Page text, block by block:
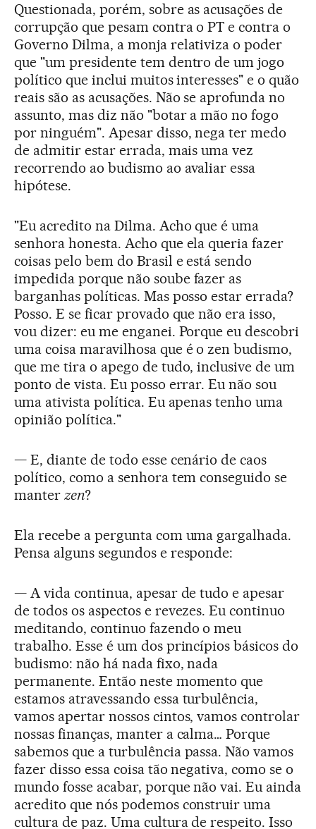
Questionada, porém, sobre as acusações de
corrupção que pesam contra o PT e contra o
Governo Dilma, a monja relativiza o poder
que "um presidente tem dentro de um jogo
político que inclui muitos interesses" e o quão
reais são as acusações. Não se aprofunda no
assunto, mas diz não "botar a mão no fogo
por ninguém". Apesar disso, nega ter medo
de admitir estar errada, mais uma vez
recorrendo ao budismo ao avaliar essa
hipótese.
"Eu acredito na Dilma. Acho que é uma
senhora honesta. Acho que ela queria fazer
coisas pelo bem do Brasil e está sendo
impedida porque não soube fazer as
barganhas políticas. Mas posso estar errada?
Posso. E se ficar provado que não era isso,
vou dizer: eu me enganei. Porque eu descobri
uma coisa maravilhosa que é o zen budismo,
que me tira o apego de tudo, inclusive de um
ponto de vista. Eu posso errar. Eu não sou
uma ativista política. Eu apenas tenho uma
opinião política."
— E, diante de todo esse cenário de caos
político, como a senhora tem conseguido se
manter zen?
Ela recebe a pergunta com uma gargalhada.
Pensa alguns segundos e responde:
— A vida continua, apesar de tudo e apesar
de todos os aspectos e revezes. Eu continuo
meditando, continuo fazendo o meu
trabalho. Esse é um dos princípios básicos do
budismo: não há nada fixo, nada
permanente. Então neste momento que
estamos atravessando essa turbulência,
vamos apertar nossos cintos, vamos controlar
nossas finanças, manter a calma… Porque
sabemos que a turbulência passa. Não vamos
fazer disso essa coisa tão negativa, como se o
mundo fosse acabar, porque não vai. Eu ainda
acredito que nós podemos construir uma
cultura de paz. Uma cultura de respeito. Isso